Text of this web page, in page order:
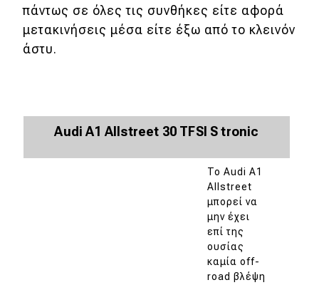
πάντως σε όλες τις συνθήκες είτε αφορά
μετακινήσεις μέσα είτε έξω από το κλεινόν
άστυ.
Audi A1 Allstreet 30 TFSI S tronic
To Audi A1
Allstreet
μπορεί να
μην έχει
επί της
ουσίας
καμία off-
road βλέψη